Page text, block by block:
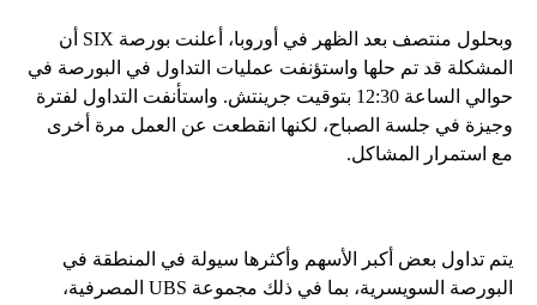
وبحلول منتصف بعد الظهر في أوروبا، أعلنت بورصة SIX أن
المشكلة قد تم حلها واستؤنفت عمليات التداول في البورصة في
حوالي الساعة 12:30 بتوقيت جرينتش. واستأنفت التداول لفترة
وجيزة في جلسة الصباح، لكنها انقطعت عن العمل مرة أخرى
مع استمرار المشاكل.
يتم تداول بعض أكبر الأسهم وأكثرها سيولة في المنطقة في
البورصة السويسرية، بما في ذلك مجموعة UBS المصرفية،